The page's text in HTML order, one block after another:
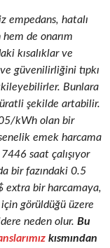
empedans, hatalı
de onarım
kısalıklar ve
güvenilirliğini tıpkı
Bunlara
şekilde artabilir.
kWh olan bir
emek harcama
saat çalışıyor
bir fazındaki 0.5
extra bir harcamaya,
için görüldüğü üzere
neden olur. Bu
kısmından